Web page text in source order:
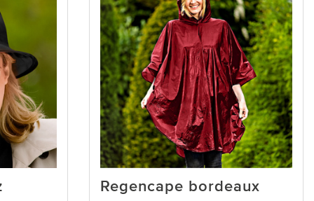
Regencape bordeaux